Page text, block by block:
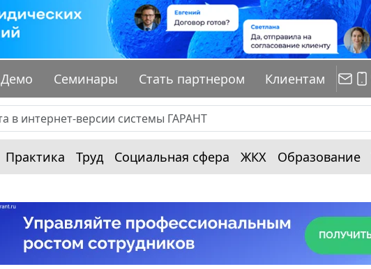
Демо Семинары Стать партнером Клиентам
Практика Труд Социальная сфера ЖКХ Образование